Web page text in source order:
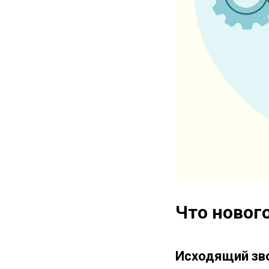
Что
Исходящий